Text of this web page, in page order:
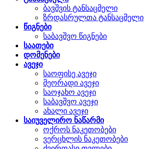
ბავშვის ტანსაცმელი
ზრდასრულთა ტანსაცმელი
წიგნები
საბავშვო წიგნები
საათები
დომენები
ავეჯი
საოფისე ავეჯი
მეორადი ავეჯი
საოჯახო ავეჯი
საბავშვო ავეჯი
ახალი ავეჯი
საიუველირო ნაწარმი
ოქროს ნაკეთობები
ვერცხლის ნაკეთობები